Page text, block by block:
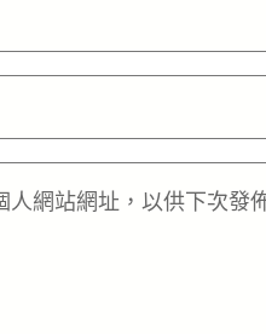
網站網址，以供下次發